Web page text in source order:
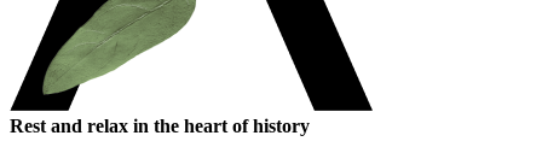
Rest and relax in the heart of history